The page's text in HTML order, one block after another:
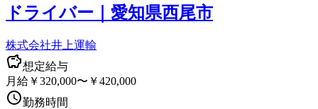
ドライバー｜愛知県西尾市
株式会社井上運輸
想定給与
月給￥320,000〜￥420,000
勤務時間